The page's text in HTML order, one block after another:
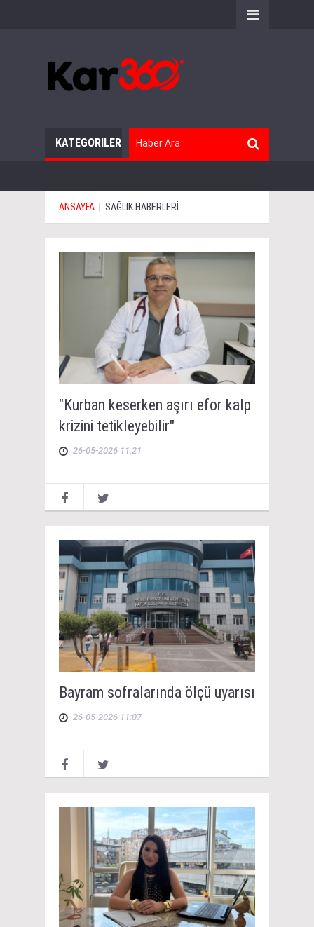
KATEGORILER
ANSAYFA | SAĞLIK HABERLERİ
"Kurban keserken aşırı efor kalp
krizini tetikleyebilir"
26-05-2026 11:21
Bayram sofralarında ölçü uyarısı
26-05-2026 11:07